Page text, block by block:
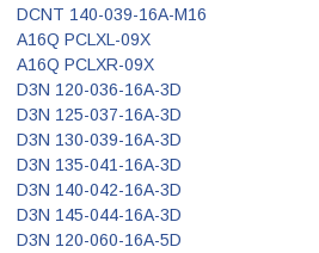
DCNT 140-039-16A-M16
A16Q PCLXL-09X
A16Q PCLXR-09X
D3N 120-036-16A-3D
D3N 125-037-16A-3D
D3N 130-039-16A-3D
D3N 135-041-16A-3D
D3N 140-042-16A-3D
D3N 145-044-16A-3D
D3N 120-060-16A-5D